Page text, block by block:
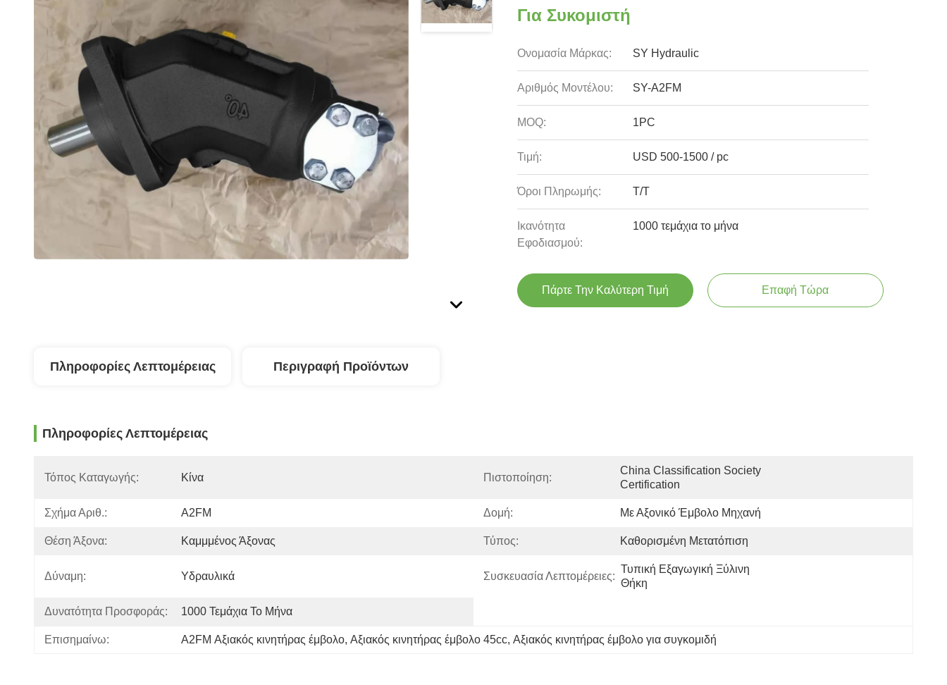
Για Συκομιστή
Ονομασία Μάρκας: SY Hydraulic
Αριθμός Μοντέλου: SY-A2FM
MOQ: 1PC
Τιμή: USD 500-1500 / pc
Όροι Πληρωμής: Τ/Τ
Ικανότητα
Εφοδιασμού:
1000 τεμάχια το μήνα
Πάρτε Την Καλύτερη Τιμή Επαφή Τώρα
Πληροφορίες Λεπτομέρειας Περιγραφή Προϊόντων
Πληροφορίες Λεπτομέρειας
Τόπος Καταγωγής: Κίνα Πιστοποίηση:
China Classification Society
Certification
Σχήμα Αριθ.: Α2FM Δομή: Με Αξονικό Έμβολο Μηχανή
Θέση Άξονα: Καμμμένος Άξονας Τύπος: Καθορισμένη Μετατόπιση
Δύναμη: Υδραυλικά Συσκευασία Λεπτομέρειες:
Τυπική Εξαγωγική Ξύλινη
Θήκη
Δυνατότητα Προσφοράς: 1000 Τεμάχια Το Μήνα
Επισημαίνω: Α2FM Αξιακός κινητήρας έμβολο, Αξιακός κινητήρας έμβολο 45cc, Αξιακός κινητήρας έμβολο για συγκομιδή